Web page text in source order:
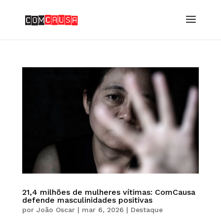
21,4 milhões de mulheres vítimas: ComCausa
defende masculinidades positivas
por João Oscar| mar 6, 2026 | Destaque